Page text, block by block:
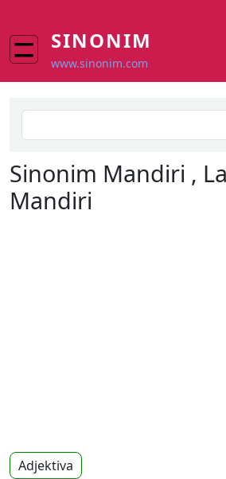
SINONIM
www.sinonim.com
Sinonim Mandiri ,
Mandiri
Adjektiva